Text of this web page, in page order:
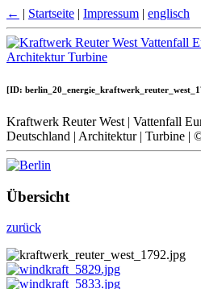
← | Startseite | Impressum | englisch
[ID:
Kraftwerk Reuter West | Vattenfall
Deutschland | Architektur | Turbine |
Übersicht
zurück